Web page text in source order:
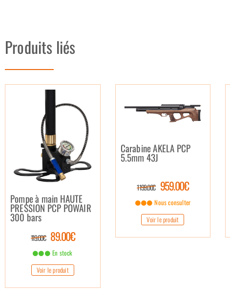
Produits liés
Pompe à main HAUTE
PRESSION PCP POWAIR
300 bars
119.00€ 89.00€
En stock
Voir le produit
Carabine AKELA PCP
5.5mm 43J
1 199.00€ 959.00€
Nous consulter
Voir le produit